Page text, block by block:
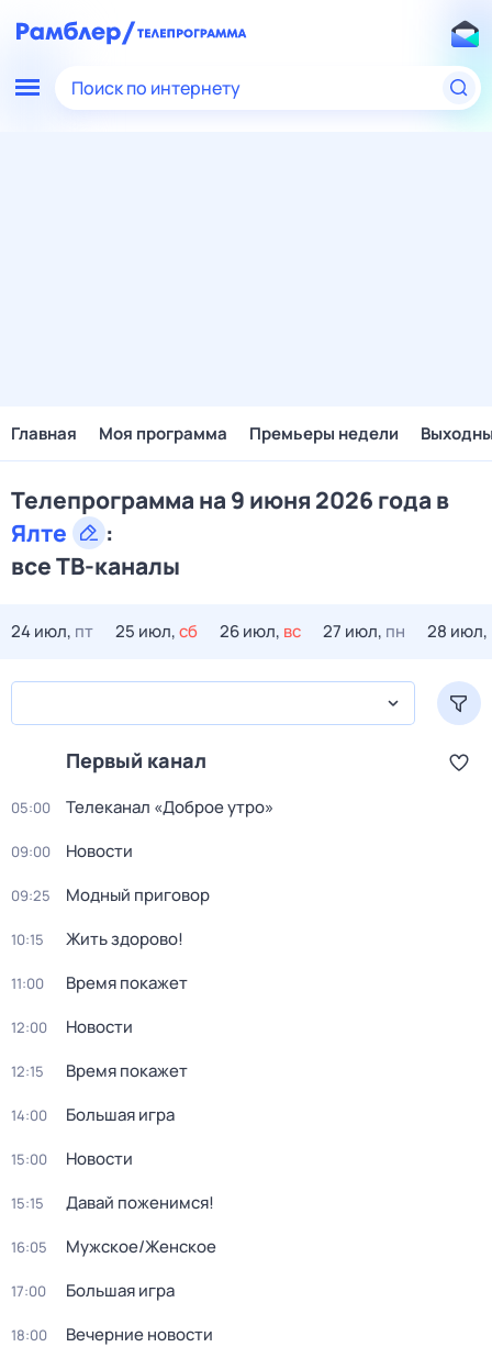
Поиск по интернету
Главная Моя программа Премьеры недели
Телепрограмма на 9 июня 2026 года в
Ялте
:
все ТВ-каналы
24 июл, пт 25 июл,сб 26 июл, вс 27 июл, пн 28 июл,
Первый канал
05:00 Телеканал «Доброе утро»
09:00 Новости
09:25 Модный приговор
10:15 Жить здорово!
11:00 Время покажет
12:00 Новости
12:15 Время покажет
14:00 Большая игра
15:00 Новости
15:15 Давай поженимся!
16:05 Мужское/Женское
17:00 Большая игра
18:00 Вечерние новости